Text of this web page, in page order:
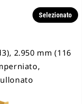
Selezionato
2.950 mm (116